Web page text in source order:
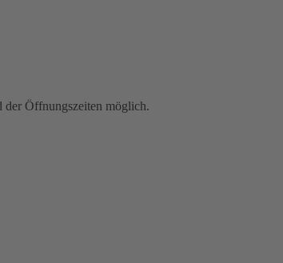
der Öffnungszeiten möglich.